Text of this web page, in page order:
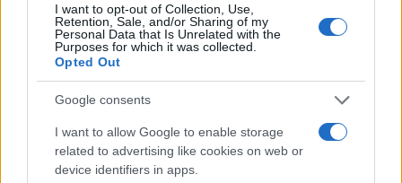
I want to opt-out of Collection, Use,
Retention, Sale, and/or Sharing of my
Personal Data that Is Unrelated with the
Purposes for which it was collected.
Opted Out
Google consents
I want to allow Google to enable storage
related to advertising like cookies on web or
device identifiers in apps.